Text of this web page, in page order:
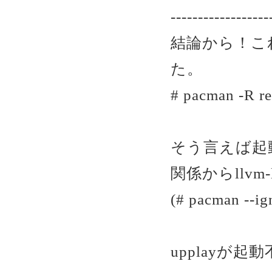
結論から！こ
た。
# pacman -R
そう言えば
関係から
(# pacman --
upplayが起動